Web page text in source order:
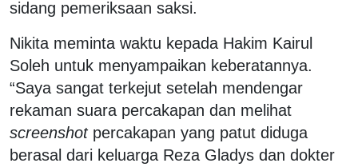
sidang pemeriksaan saksi.
Nikita meminta waktu kepada Hakim Kairul
Soleh untuk menyampaikan keberatannya.
“Saya sangat terkejut setelah mendengar
rekaman suara percakapan dan melihat
screenshotpercakapan yang patut diduga
berasal dari keluarga Reza Gladys dan dokter